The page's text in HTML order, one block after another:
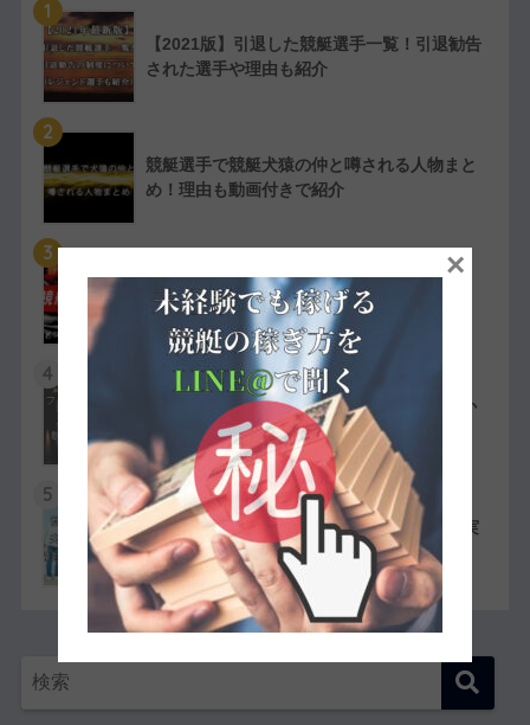
1
【2021版】引退した競艇選手一覧！引退勧告
された選手や理由も紹介
2
競艇選手で競艇犬猿の仲と噂される人物まと
め！理由も動画付きで紹介
3
【実費で検証】競艇LINERの予想は凄かっ
た！特徴や評判・口コミを紹介
4
競艇選手の嫌われ者まとめ！ファン・選手か
ら嫌われている人物を紹介
5
競艇選手同士の夫婦11組一覧【夫婦対決が実
現したレースも紹介】
×